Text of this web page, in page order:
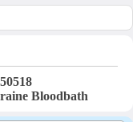
Bloodbath